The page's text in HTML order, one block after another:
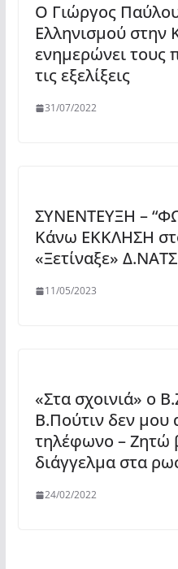
Ο Γιώργος
Ελληνισμού στην
ενημερώνει τους
τις εξελίξεις
31/07/2022
ΣΥΝΕΝΤΕΥΞΗ –
Κάνω ΕΚΚΛΗΣΗ
«Ξετίναξε»
11/05/2023
«Στα σχοινιά» ο
Β.Πούτιν δεν μου
τηλέφωνο – Ζητώ
διάγγελμα στα
24/02/2022